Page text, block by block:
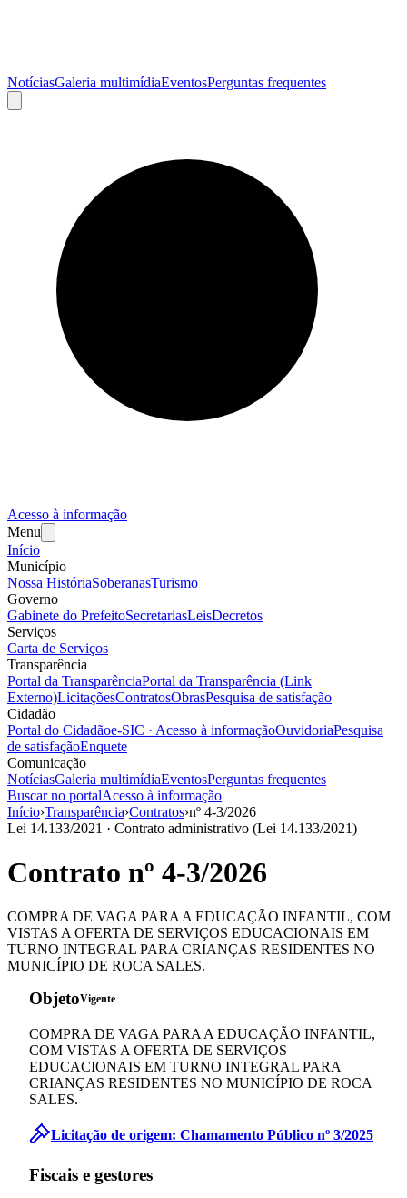
NotíciasGaleria multimídiaEventosPerguntas frequentes
Acesso à informação
Menu
Início
Município
Nossa HistóriaSoberanasTurismo
Governo
Gabinete do PrefeitoSecretariasLeisDecretos
Serviços
Carta de Serviços
Transparência
Portal da TransparênciaPortal da Transparência (Link
Externo)LicitaçõesContratosObrasPesquisa de satisfação
Cidadão
Portal do Cidadãoe-SIC · Acesso à informaçãoOuvidoriaPesquisa
de satisfaçãoEnquete
Comunicação
NotíciasGaleria multimídiaEventosPerguntas frequentes
Buscar no portalAcesso à informação
Início›Transparência›Contratos›nº 4-3/2026
Lei 14.133/2021 · Contrato administrativo (Lei 14.133/2021)
Contrato nº 4-3/2026
COMPRA DE VAGA PARA A EDUCAÇÃO INFANTIL, COM
VISTAS A OFERTA DE SERVIÇOS EDUCACIONAIS EM
TURNO INTEGRAL PARA CRIANÇAS RESIDENTES NO
MUNICÍPIO DE ROCA SALES.
ObjetoVigente
COMPRA DE VAGA PARA A EDUCAÇÃO INFANTIL,
COM VISTAS A OFERTA DE SERVIÇOS
EDUCACIONAIS EM TURNO INTEGRAL PARA
CRIANÇAS RESIDENTES NO MUNICÍPIO DE ROCA
SALES.
Licitação de origem: Chamamento Público nº 3/2025
Fiscais e gestores